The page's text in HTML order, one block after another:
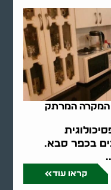
המקרה המרתק
בכפר סבא.
קראו עוד